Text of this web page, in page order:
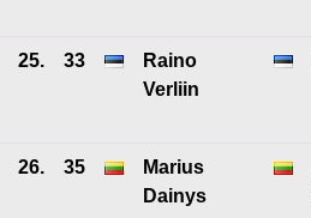
25. 33
Raino
Verliin
26. 35
Marius
Dainys